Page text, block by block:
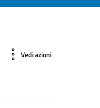
Vedi azioni